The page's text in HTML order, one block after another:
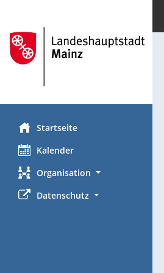
Startseite
Kalender
Organisation
Datenschutz